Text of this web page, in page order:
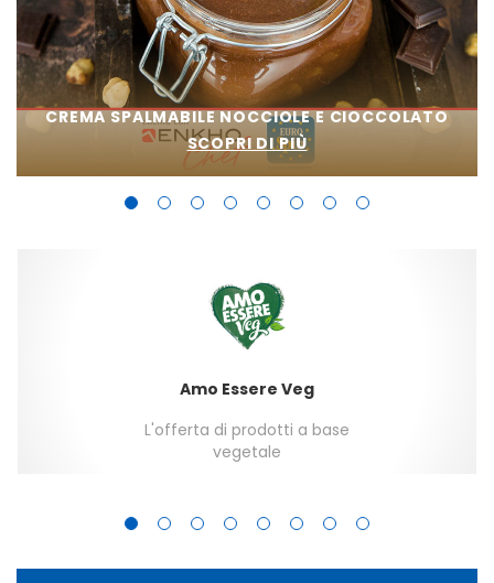
CREMA SPALMABILE NOCCIOLE E CIOCCOLATO
SCOPRI DI PIÙ
Amo Essere Veg
L'offerta di prodotti a base
vegetale